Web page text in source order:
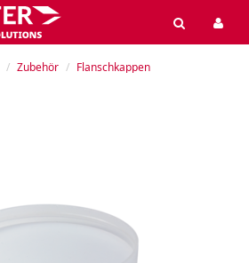
Zubehör
Flanschkappen